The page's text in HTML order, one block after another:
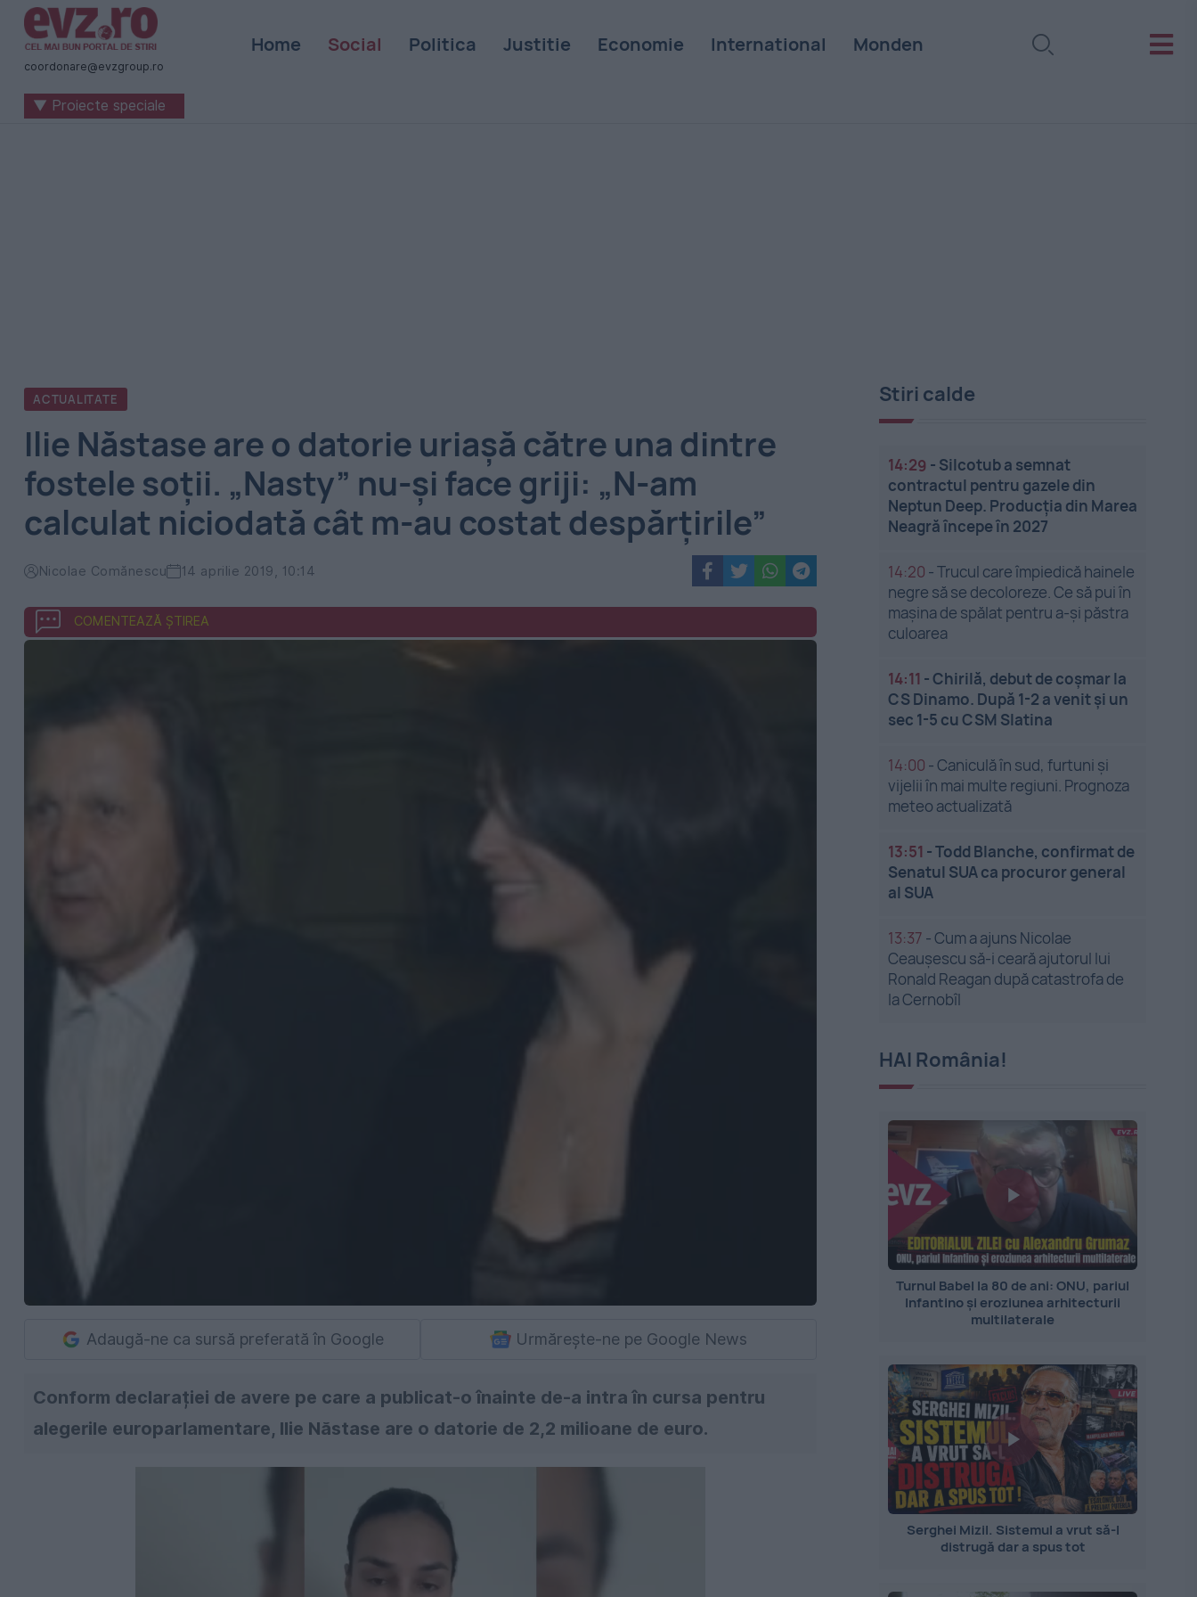
Știri
naționale
internaționale
coordonare@evzgroup.ro
Home Social Politica Justitie Economie International Monden
▼ Proiecte speciale
ACTUALITATE
Ilie Năstase are o datorie uriașă către una dintre
fostele soții. „Nasty” nu-și face griji: „N-am
calculat niciodată cât m-au costat despărțirile”
Nicolae Comănescu 14 aprilie 2019, 10:14
COMENTEAZĂ ȘTIREA
Adaugă-ne ca sursă preferată în Google Urmărește-ne pe Google News
Conform declarației de avere pe care a publicat-o înainte de-a intra în cursa pentru
alegerile europarlamentare, Ilie Năstase are o datorie de 2,2 milioane de euro.
Stiri calde
14:29 - Silcotub a semnat
contractul pentru gazele din
Neptun Deep. Producția din Marea
Neagră începe în 2027
14:20 -Trucul care împiedică hainele
negre să se decoloreze. Ce să pui în
mașina de spălat pentru a-și păstra
culoarea
14:11 -Chirilă, debut de coșmar la
CS Dinamo. După 1-2 a venit și un
sec 1-5 cu CSM Slatina
14:00 -Caniculă în sud, furtuni și
vijelii în mai multe regiuni. Prognoza
meteo actualizată
13:51 -Todd Blanche, confirmat de
Senatul SUA ca procuror general
al SUA
13:37 -Cum a ajuns Nicolae
Ceaușescu să-i ceară ajutorul lui
Ronald Reagan după catastrofa de
la Cernobîl
HAI România!
Turnul Babel la 80 de ani: ONU, pariul
Infantino și eroziunea arhitecturii
multilaterale
Serghei Mizil. Sistemul a vrut să-l
distrugă dar a spus tot